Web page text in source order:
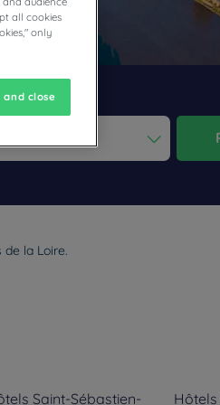
la Loire.
Saint-Sébastien-
Hôtels
all cookies
only
and close